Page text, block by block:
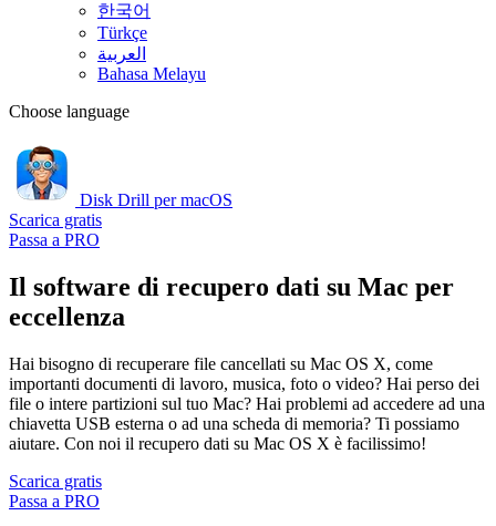
한국어
Türkçe
العربية
Bahasa Melayu
Choose language
Disk Drill per macOS
Scarica gratis
Passa a PRO
Il software di recupero dati su Mac per
eccellenza
Hai bisogno di recuperare file cancellati su Mac OS X, come
importanti documenti di lavoro, musica, foto o video? Hai perso dei
file o intere partizioni sul tuo Mac? Hai problemi ad accedere ad una
chiavetta USB esterna o ad una scheda di memoria? Ti possiamo
aiutare. Con noi il recupero dati su Mac OS X è facilissimo!
Scarica gratis
Passa a PRO